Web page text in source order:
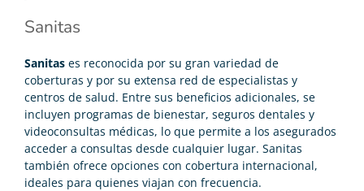
Sanitas
Sanitas es reconocida por su gran variedad de
coberturas y por su extensa red de especialistas y
centros de salud. Entre sus beneficios adicionales, se
incluyen programas de bienestar, seguros dentales y
videoconsultas médicas, lo que permite a los asegurados
acceder a consultas desde cualquier lugar. Sanitas
también ofrece opciones con cobertura internacional,
ideales para quienes viajan con frecuencia.